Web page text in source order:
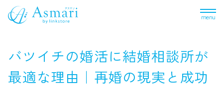
menu
バツイチの婚活に結婚相談所が
最適な理由｜再婚の現実と成功